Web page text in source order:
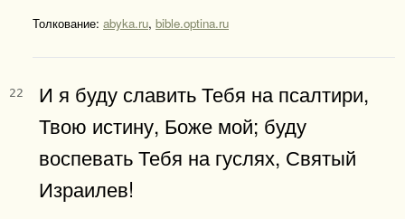
Толкование: abyka.ru, bible.optina.ru
22
И я буду славить Тебя на псалтири,
Твою истину, Боже мой; буду
воспевать Тебя на гуслях, Святый
Израилев!